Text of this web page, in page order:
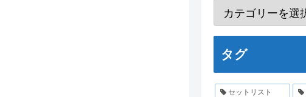
タグ
セットリスト